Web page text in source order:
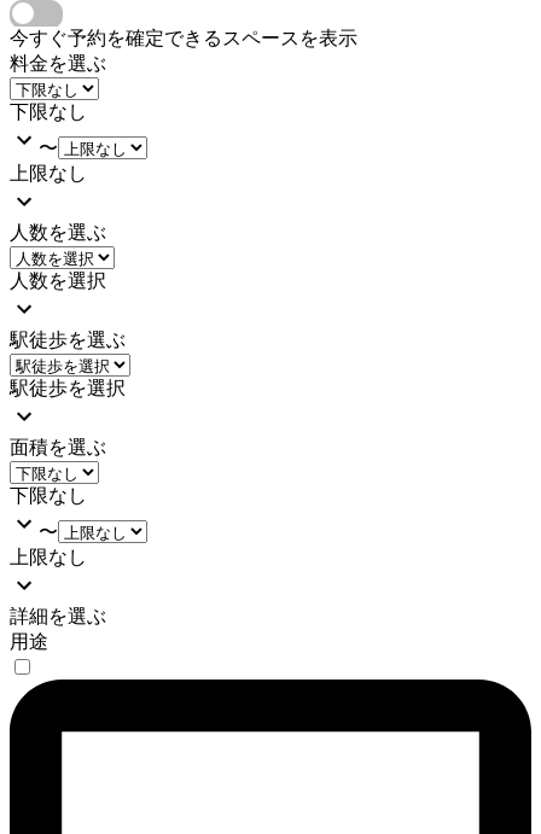
今すぐ予約を確定できるスペースを表示
料金を選ぶ
下限なし
〜
上限なし
人数を選ぶ
人数を選択
駅徒歩を選ぶ
駅徒歩を選択
面積を選ぶ
下限なし
〜
上限なし
詳細を選ぶ
用途